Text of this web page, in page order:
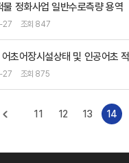
물 정화사업 일반수로측량 용역
27 조회 847
초어장시설상태 및 인공어초
27 조회 875
11 12 13 14